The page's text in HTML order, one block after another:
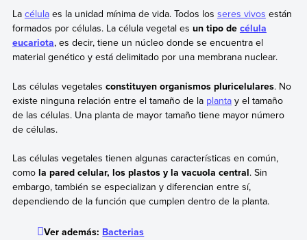
La célulaes la unidad mínima de vida. Todos los seres vivos están
formados por células. La célula vegetal es un tipo de célula
eucariota, es decir, tiene un núcleo donde se encuentra el
material genético y está delimitado por una membrana nuclear.
Las células vegetales constituyen organismos pluricelulares. No
existe ninguna relación entre el tamaño de la plantay el tamaño
de las células. Una planta de mayor tamaño tiene mayor número
de células.
Las células vegetales tienen algunas características en común,
comola pared celular, los plastos y la vacuola central. Sin
embargo, también se especializan y diferencian entre sí,
dependiendo de la función que cumplen dentro de la planta.
Ver además: Bacterias